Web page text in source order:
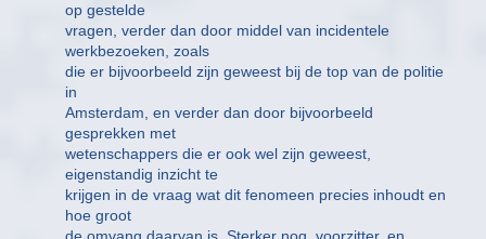
op gestelde
vragen, verder dan door middel van incidentele
werkbezoeken, zoals
die er bijvoorbeeld zijn geweest bij de top van de politie
in
Amsterdam, en verder dan door bijvoorbeeld
gesprekken met
wetenschappers die er ook wel zijn geweest,
eigenstandig inzicht te
krijgen in de vraag wat dit fenomeen precies inhoudt en
hoe groot